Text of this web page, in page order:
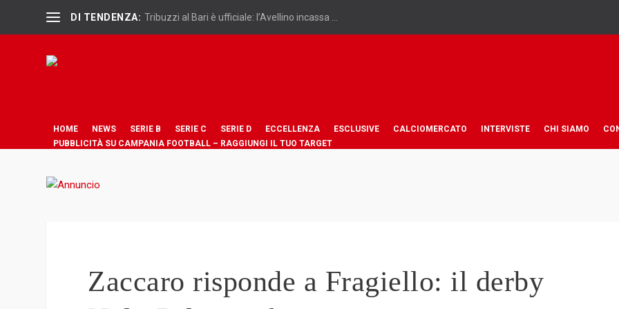
DI TENDENZA: Tribuzzi al Bari è ufficiale: l’Avellino incassa ...
HOME NEWS SERIE B SERIE C SERIE D ECCELLENZA ESCLUSIVE CALCIOMERCATO INTERVISTE CHI SIAMO
PUBBLICITÀ SU CAMPANIA FOOTBALL – RAGGIUNGI IL TUO TARGET
Zaccaro risponde a Fragiello: il derby